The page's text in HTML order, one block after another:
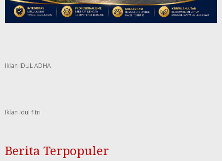
Iklan IDUL ADHA
Iklan Idul fitri
Berita Terpopuler